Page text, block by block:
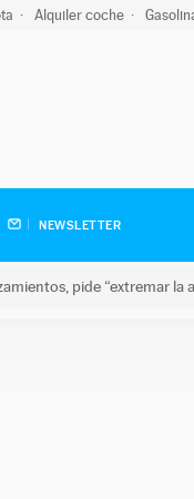
Alquiler coche
NEWSLETTER
pide “extremar